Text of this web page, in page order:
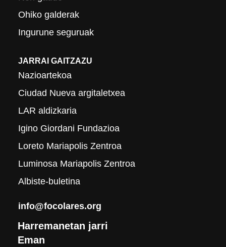
Ohiko galderak
Ingurune seguruak
JARRAI GAITZAZU
Nazioartekoa
Ciudad Nueva argitaletxea
LAR aldizkaria
Igino Giordani Fundazioa
Loreto Mariapolis Zentroa
Luminosa Mariapolis Zentroa
Albiste-buletina
info@focolares.org
Harremanetan jarri
Eman